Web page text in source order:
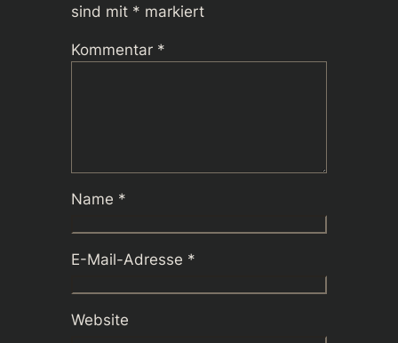
sind mit * markiert
Kommentar *
Name *
E-Mail-Adresse *
Website